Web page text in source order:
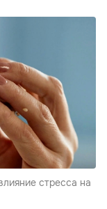
стресса на